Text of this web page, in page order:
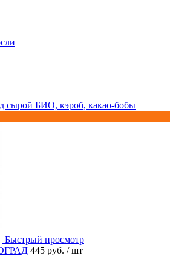
сырой БИО, кэроб, какао-бобы
Быстрый просмотр
445 руб. / шт